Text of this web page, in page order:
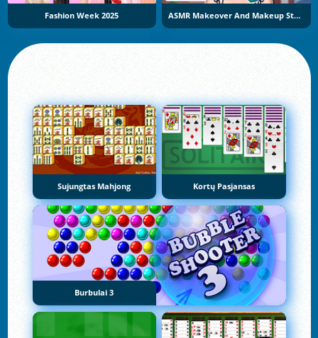
Fashion Week 2025 ASMR Makeover And Makeup Studio
Sujungtas Mahjong Kortų Pasjansas
Burbulai 3